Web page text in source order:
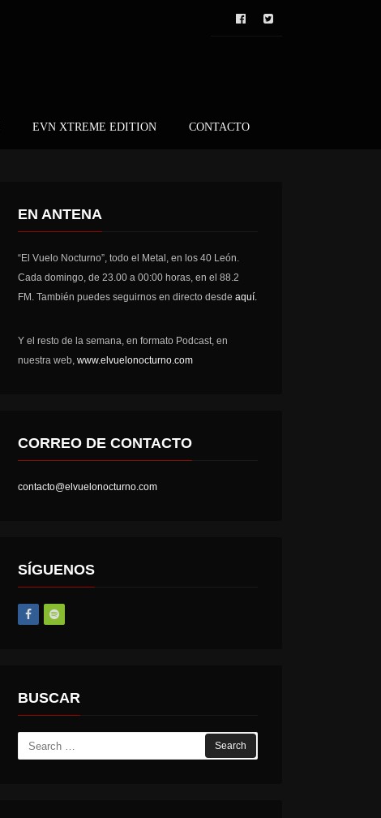
EVN XTREME EDITION CONTACTO
EN ANTENA
“El Vuelo Nocturno”, todo el Metal, en los 40 León.
Cada domingo, de 23.00 a 00:00 horas, en el 88.2
FM. También puedes seguirnos en directo desdeaquí.
Y el resto de la semana, en formato Podcast, en
nuestra web,www.elvuelonocturno.com
CORREO DE CONTACTO
contacto@elvuelonocturno.com
SÍGUENOS
BUSCAR
Search
for: